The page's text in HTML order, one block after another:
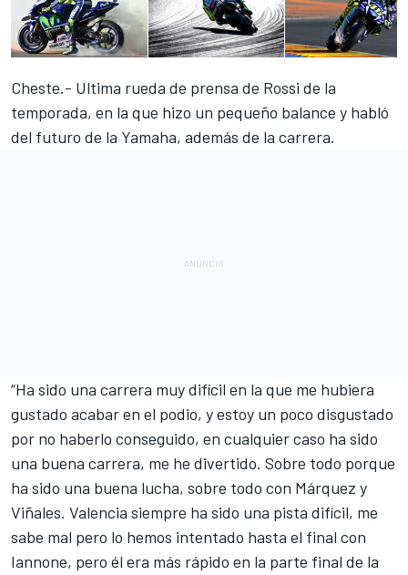
Cheste.- Ultima rueda de prensa de Rossi de la
temporada, en la que hizo un pequeño balance y habló
del futuro de la Yamaha, además de la carrera.
“Ha sido una carrera muy difícil en la que me hubiera
gustado acabar en el podio, y estoy un poco disgustado
por no haberlo conseguido, en cualquier caso ha sido
una buena carrera, me he divertido. Sobre todo porque
ha sido una buena lucha, sobre todo con Márquez y
Viñales. Valencia siempre ha sido una pista difícil, me
sabe mal pero lo hemos intentado hasta el final con
Iannone, pero él era más rápido en la parte final de la